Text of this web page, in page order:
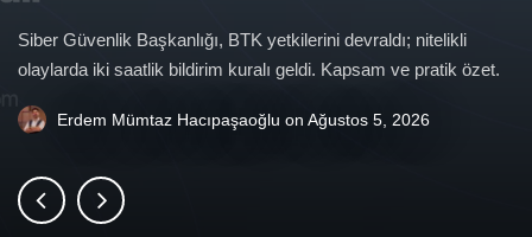
Siber Güvenlik Başkanlığı, BTK yetkilerini devraldı; nitelikli
olaylarda iki saatlik bildirim kuralı geldi. Kapsam ve pratik özet.
Erdem Mümtaz Hacıpaşaoğlu on Ağustos 5, 2026